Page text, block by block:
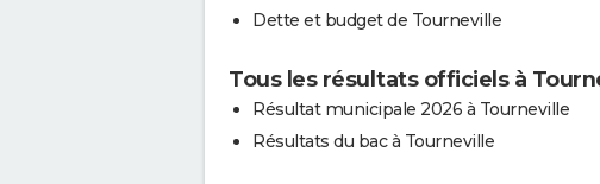
Dette et budget de Tourneville
Tous les résultats officiels à
Résultat municipale 2026 à Tourneville
Résultats du bac à Tourneville